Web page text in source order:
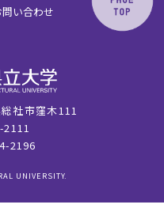
問い合わせ
社市窪木111
2111
2196
UNIVERSITY.